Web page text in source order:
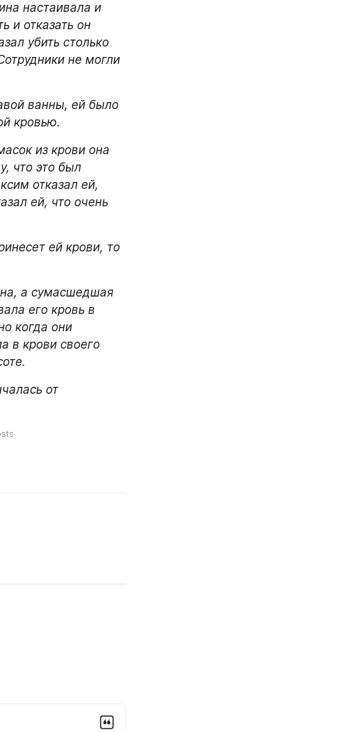
настаивала и
и отказать он
убить столько
не могли
ванны, ей было
кровью.
из крови она
что это был
отказал ей,
ей, что очень
ей крови, то
а сумасшедшая
его кровь в
когда они
в крови своего
от